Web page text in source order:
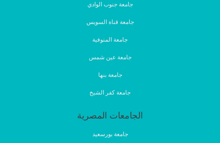
جامعة جنوب الوادي
جامعة قناة السويس
جامعة المنوفية
جامعة عين شمس
جامعة بنها
جامعة كفر الشيخ
الجامعات المصرية
جامعة بورسعيد